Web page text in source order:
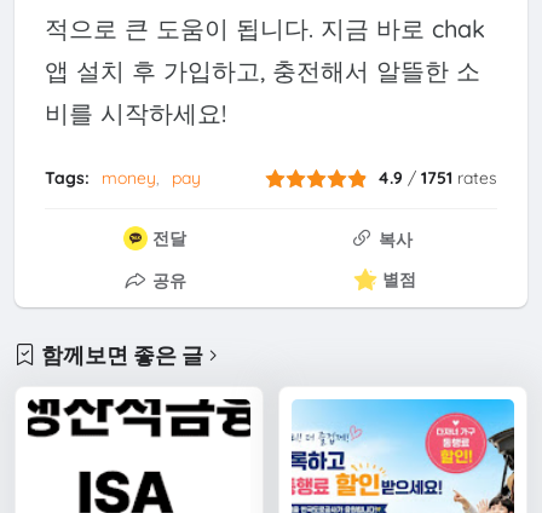
적으로 큰 도움이 됩니다. 지금 바로 chak
앱 설치 후 가입하고, 충전해서 알뜰한 소
비를 시작하세요!
Tags: money pay 4.9 /1751 rates
전달
복사
공유
별점
함께보면 좋은 글